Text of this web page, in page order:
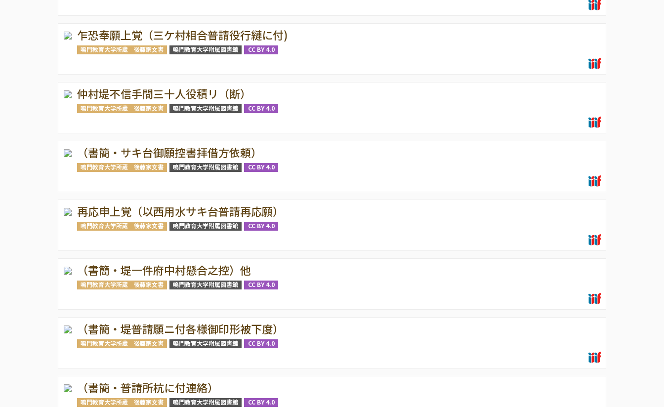
乍恐奉願上覚（三ケ村相合普請役行縺に付)
鳴門教育大学所蔵 後藤家文書 鳴門教育大学附属図書館 CC BY 4.0
仲村堤不信手間三十人役積リ（断）
鳴門教育大学所蔵 後藤家文書 鳴門教育大学附属図書館 CC BY 4.0
（書簡・サキ台御願控書拝借方依頼）
鳴門教育大学所蔵 後藤家文書 鳴門教育大学附属図書館 CC BY 4.0
再応申上覚（以西用水サキ台普請再応願）
鳴門教育大学所蔵 後藤家文書 鳴門教育大学附属図書館 CC BY 4.0
（書簡・堤一件府中村懸合之控）他
鳴門教育大学所蔵 後藤家文書 鳴門教育大学附属図書館 CC BY 4.0
（書簡・堤普請願ニ付各様御印形被下度）
鳴門教育大学所蔵 後藤家文書 鳴門教育大学附属図書館 CC BY 4.0
（書簡・普請所杭に付連絡）
鳴門教育大学所蔵 後藤家文書 鳴門教育大学附属図書館 CC BY 4.0